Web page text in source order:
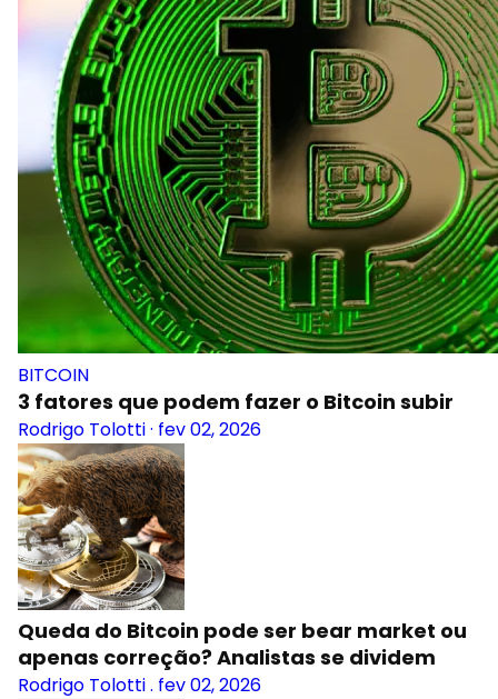
BITCOIN
3 fatores que podem fazer o Bitcoin subir
Rodrigo Tolotti· fev 02, 2026
Queda do Bitcoin pode ser bear market ou
apenas correção? Analistas se dividem
Rodrigo Tolotti. fev 02, 2026